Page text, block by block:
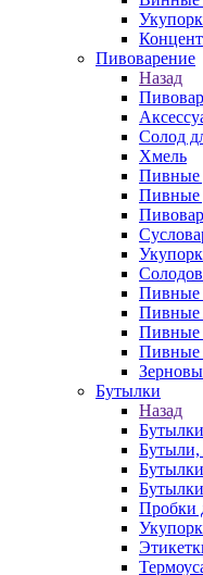
Пивоварение
Назад
Солод
Хмель
Пивные
Пивные
Пивные
Пивные
Пивные
Пивные
Бутылки
Назад
Бутылки
Бутыли,
Пробки